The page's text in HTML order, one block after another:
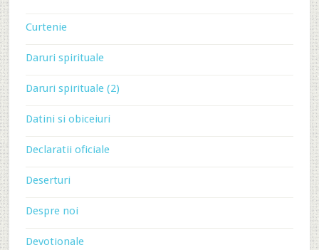
Curtenie
Daruri spirituale
Daruri spirituale (2)
Datini si obiceiuri
Declaratii oficiale
Deserturi
Despre noi
Devotionale